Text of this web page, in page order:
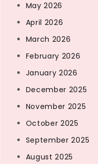
May 2026
April 2026
March 2026
February 2026
January 2026
December 2025
November 2025
October 2025
September 2025
August 2025